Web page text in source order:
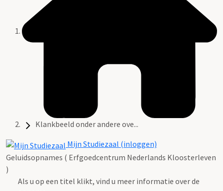
Klankbeeld onder andere ove...
Mijn Studiezaal (inloggen)
Geluidsopnames ( Erfgoedcentrum Nederlands Kloosterleven
)
Als u op een titel klikt, vind u meer informatie over de